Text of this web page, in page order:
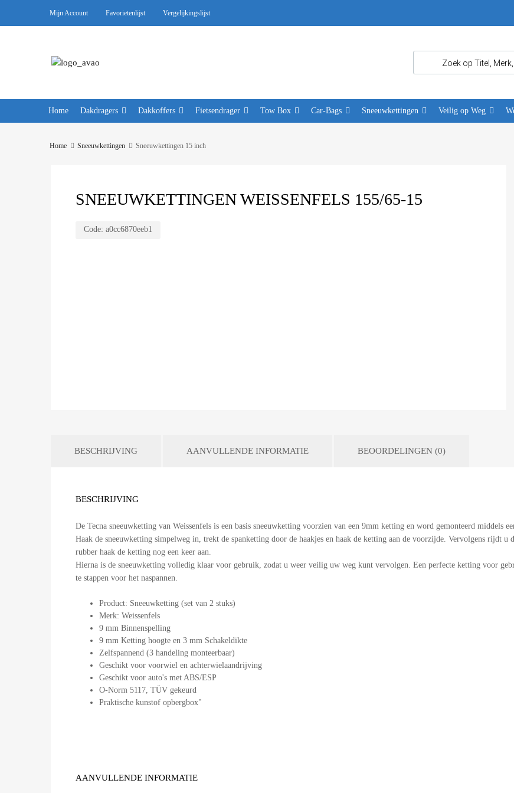
Mijn Account Favorietenlijst Vergelijkingslijst
Home Dakdragers Dakkoffers Fietsendrager Tow Box Car-Bags Sneeuwkettingen Veilig op Weg
Home Sneeuwkettingen Sneeuwkettingen 15 inch
SNEEUWKETTINGEN WEISSENFELS 155/65-15
Code: a0cc6870eeb1
BESCHRIJVING AANVULLENDE INFORMATIE BEOORDELINGEN (0)
BESCHRIJVING
De Tecna sneeuwketting van Weissenfels is een basis sneeuwketting voorzien van een 9mm ketting en word gemonteerd middels
Haak de sneeuwketting simpelweg in, trekt de spanketting door de haakjes en haak de ketting aan de voorzijde. Vervolgens rijdt u
rubber haak de ketting nog een keer aan.
Hierna is de sneeuwketting volledig klaar voor gebruik, zodat u weer veilig uw weg kunt vervolgen. Een perfecte ketting voor
te stappen voor het naspannen.
Product: Sneeuwketting (set van 2 stuks)
Merk: Weissenfels
9 mm Binnenspelling
9 mm Ketting hoogte en 3 mm Schakeldikte
Zelfspannend (3 handeling monteerbaar)
Geschikt voor voorwiel en achterwielaandrijving
Geschikt voor auto's met ABS/ESP
O-Norm 5117, TÜV gekeurd
Praktische kunstof opbergbox"
AANVULLENDE INFORMATIE